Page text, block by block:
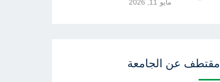
مايو 11, 2026
مقتطف عن الجامعة